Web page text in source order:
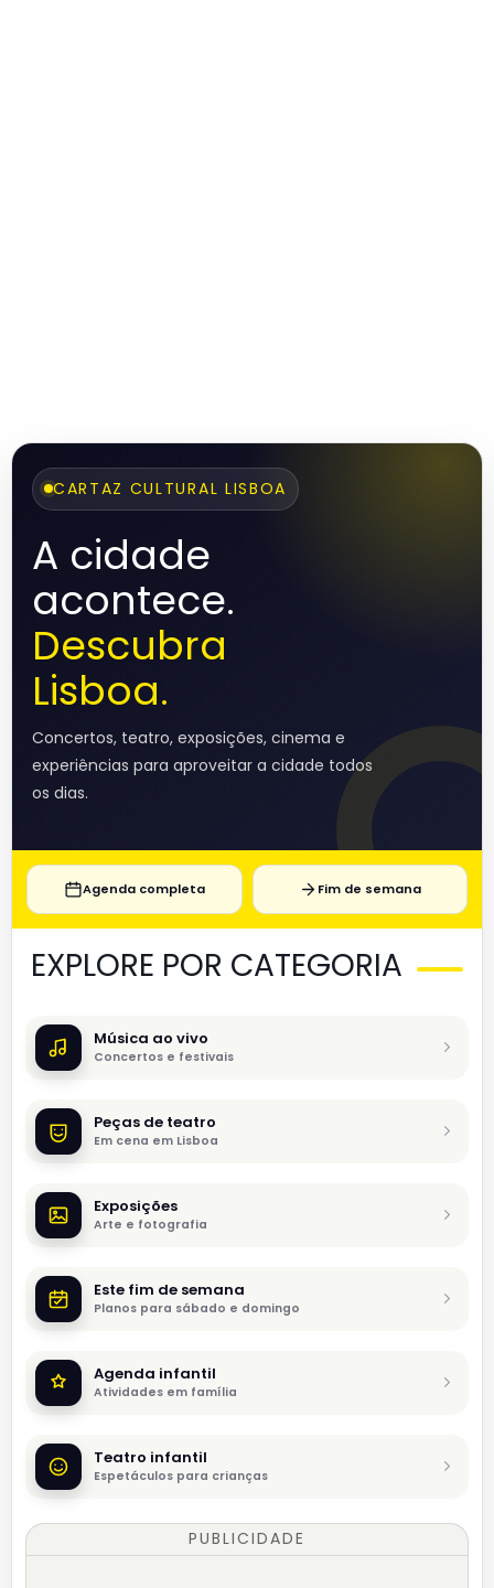
CARTAZ CULTURAL LISBOA
A cidade
acontece.
Descubra
Lisboa.
Concertos, teatro, exposições, cinema e
experiências para aproveitar a cidade todos
os dias.
Agenda completa Fim de semana
EXPLORE POR CATEGORIA
Música ao vivo
Concertos e festivais
Peças de teatro
Em cena em Lisboa
Exposições
Arte e fotografia
Este fim de semana
Planos para sábado e domingo
Agenda infantil
Atividades em família
Teatro infantil
Espetáculos para crianças
PUBLICIDADE